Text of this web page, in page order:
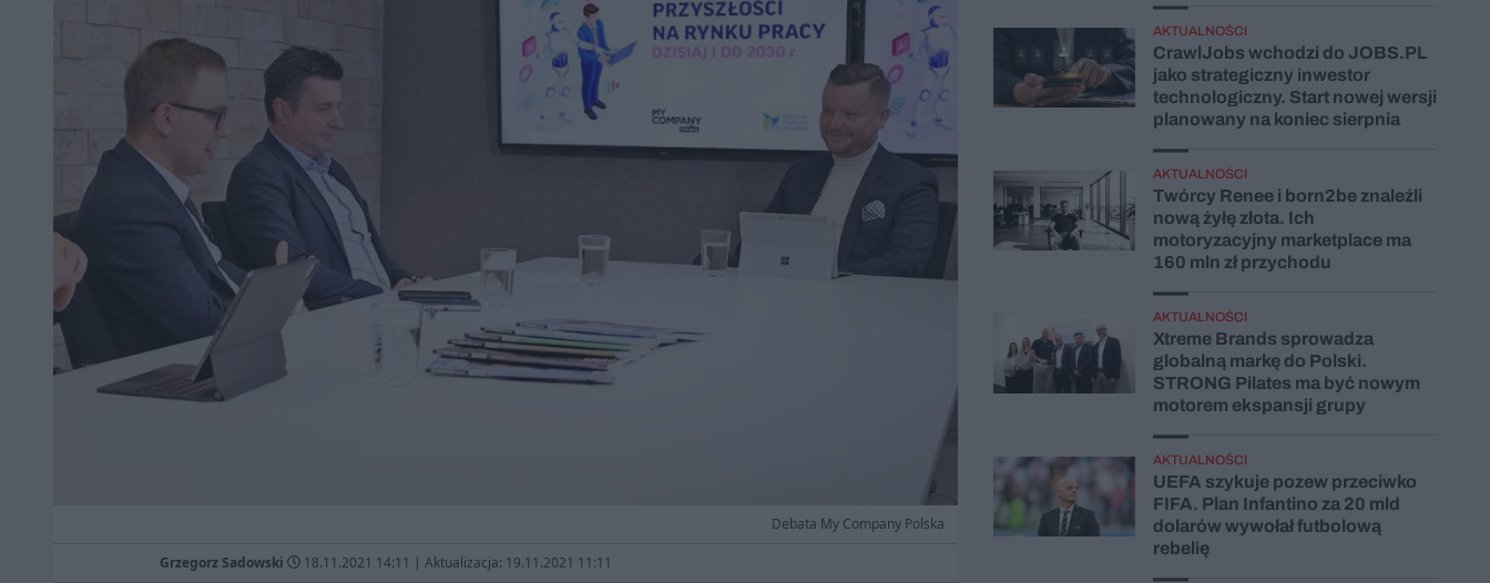
Debata My Company Polska
Grzegorz Sadowski 18.11.2021 14:11 | Aktualizacja: 19.11.2021 11:11
AKTUALNOŚCI
CrawlJobs wchodzi do JOBS.PL
jako strategiczny inwestor
technologiczny. Start nowej wersji
planowany na koniec sierpnia
AKTUALNOŚCI
Twórcy Renee i born2be znaleźli
nową żyłę złota. Ich
motoryzacyjny marketplace ma
160 mln zł przychodu
AKTUALNOŚCI
Xtreme Brands sprowadza
globalną markę do Polski.
STRONG Pilates ma być nowym
motorem ekspansji grupy
AKTUALNOŚCI
UEFA szykuje pozew przeciwko
FIFA. Plan Infantino za 20 mld
dolarów wywołał futbolową
rebelię